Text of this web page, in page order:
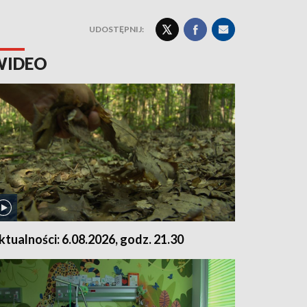
UDOSTĘPNIJ:
6.08.2026, godz. 21.30